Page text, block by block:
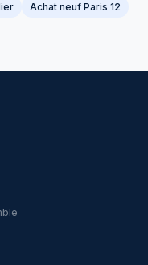
Achat neuf Paris 12